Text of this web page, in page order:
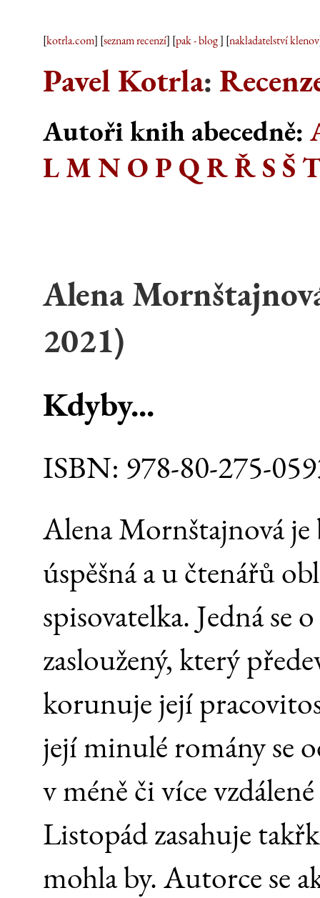
[kotrla.com] [seznam recenzí] [pak - blog] [nakladatelství klenov
Pavel Kotrla:
Autoři knih abecedně:
LMNOP QRŘS Š
Alena
2021)
Kdyby...
ISBN: 978-80-275-
Alena Mornštajnová je
úspěšná a u čtenářů
spisovatelka. Jedná se
zasloužený, který
korunuje její
její minulé romány se
v méně či více
Listopád zasahuje
mohla by. Autorce se